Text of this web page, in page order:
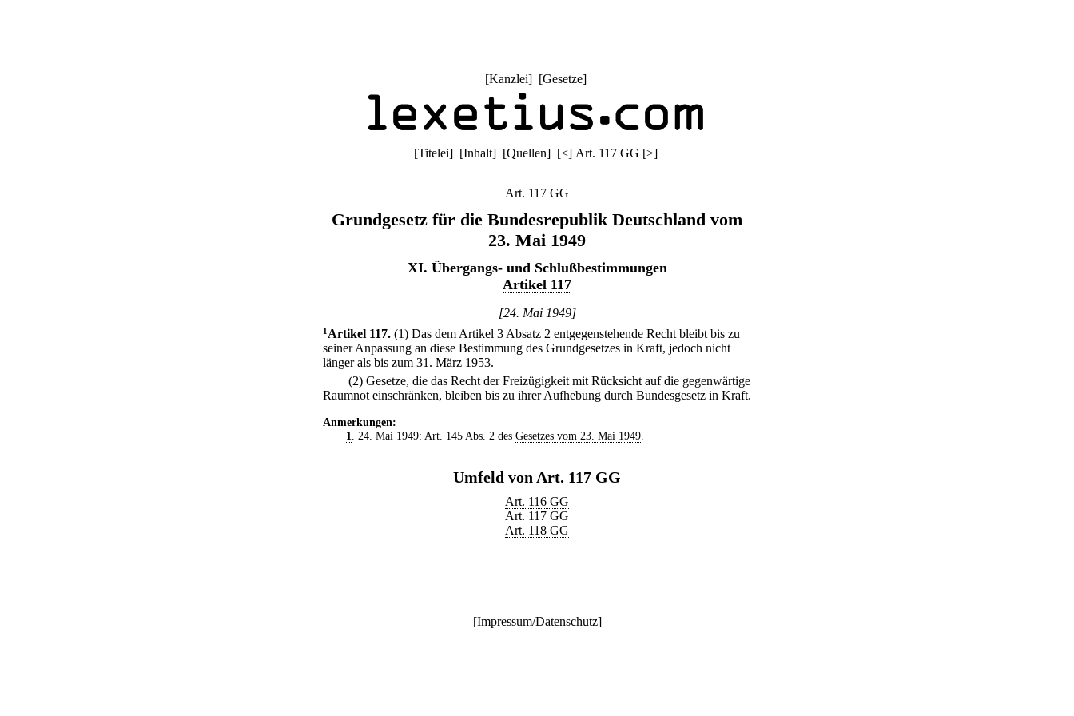
[Kanzlei] [Gesetze]
[Titelei] [Inhalt] [Quellen] [<] Art. 117 GG [>]
Art. 117 GG
Grundgesetz für die Bundesrepublik Deutschland vom
23. Mai 1949
XI. Übergangs- und Schlußbestimmungen
Artikel 117
[24. Mai 1949]
1 Artikel 117. (1) Das dem Artikel 3 Absatz 2 entgegenstehende Recht bleibt bis zu
seiner Anpassung an diese Bestimmung des Grundgesetzes in Kraft, jedoch nicht
länger als bis zum 31. März 1953.
(2) Gesetze, die das Recht der Freizügigkeit mit Rücksicht auf die gegenwärtige
Raumnot einschränken, bleiben bis zu ihrer Aufhebung durch Bundesgesetz in Kraft.
Anmerkungen:
1. 24. Mai 1949: Art. 145 Abs. 2 des Gesetzes vom 23. Mai 1949.
Umfeld von Art. 117 GG
Art. 116 GG
Art. 117 GG
Art. 118 GG
[Impressum/Datenschutz]